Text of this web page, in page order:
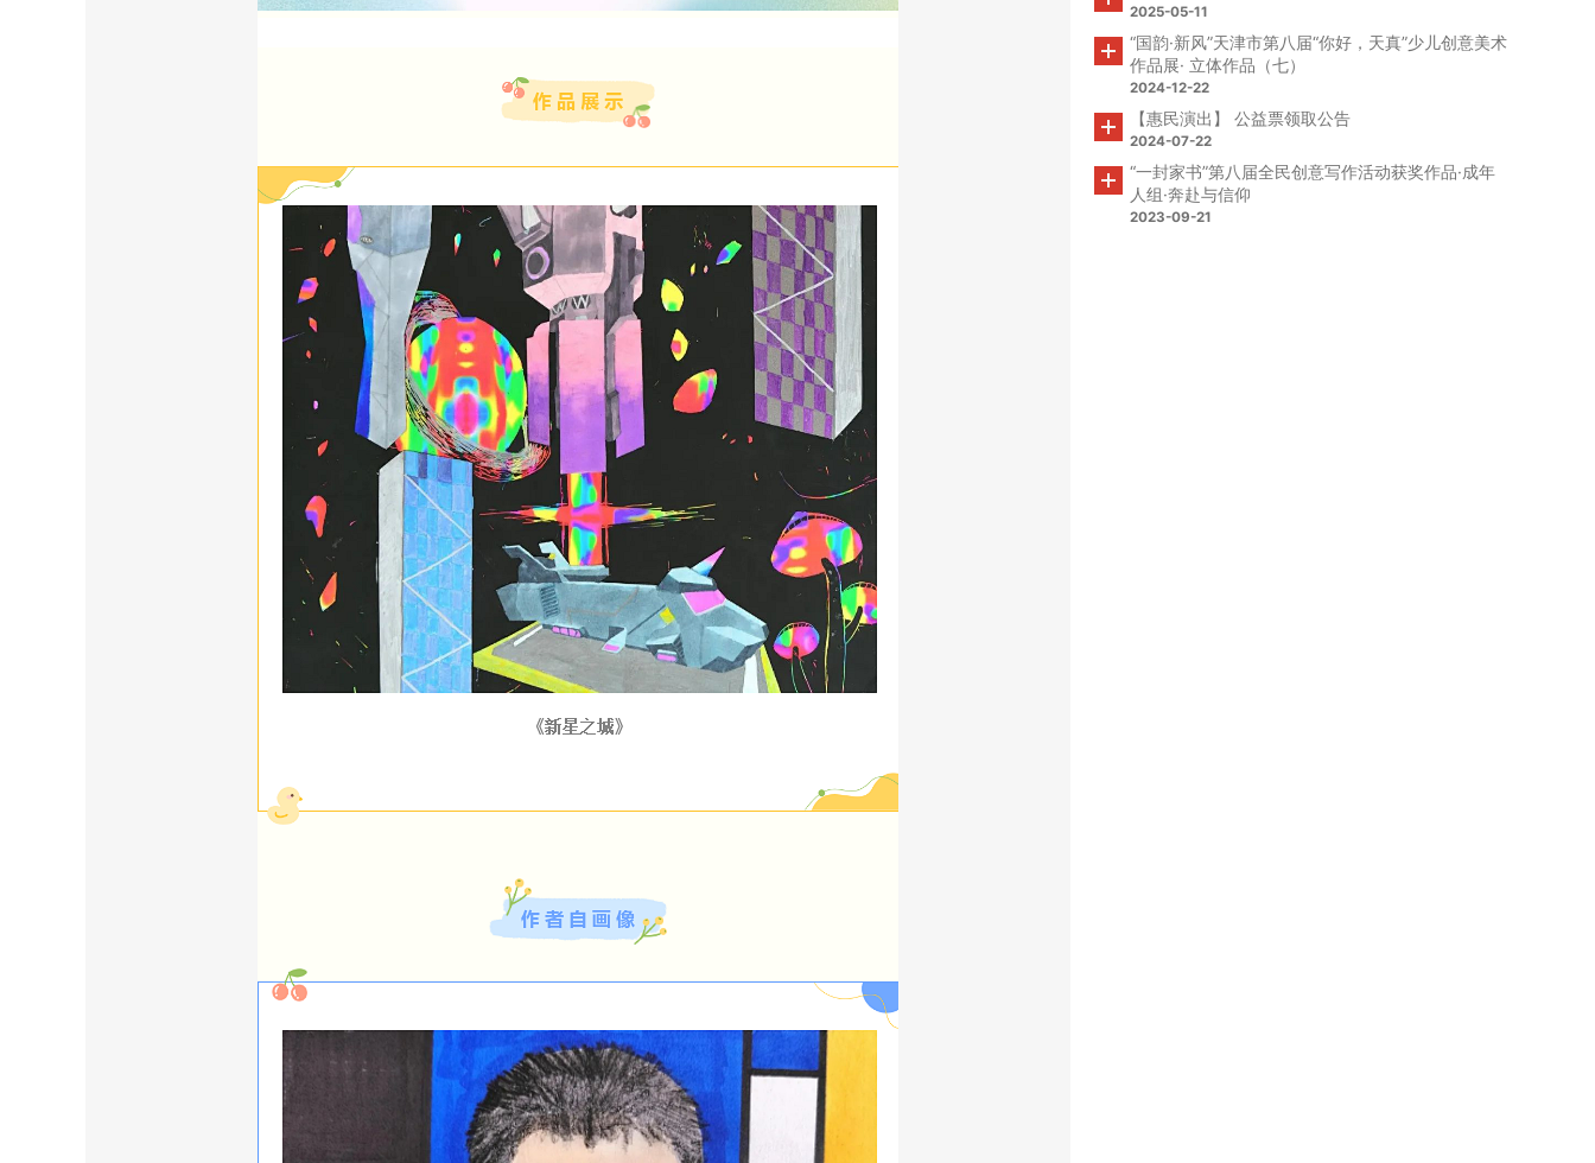
2025-05-11
“国韵·新风”天津市第八届“你好，天真”少儿创意美术
作品展· 立体作品（七）
2024-12-22
【惠民演出】 公益票领取公告
2024-07-22
“一封家书”第八届全民创意写作活动获奖作品·成年
人组·奔赴与信仰
2023-09-21